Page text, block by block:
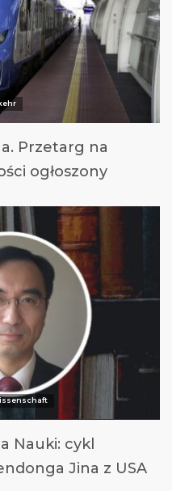
Przetarg na
ogłoszony
Nauki: cykl
Jina z USA